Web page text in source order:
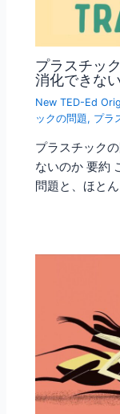
プラスチッ
消化できな
New TED-Ed
ックの問題, プラ
プラスチック
ないのか 要約
問題と、ほと